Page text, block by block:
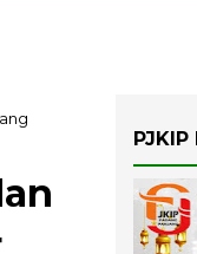
PJKIP